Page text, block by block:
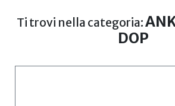
Ti trovi nella categoria:
DOP